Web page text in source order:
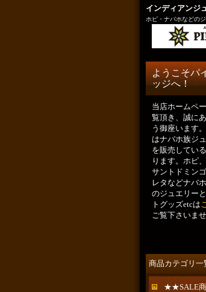
インディアンジ
ホピ・ナバホなどの
ようこそパ
ッジへ！
当店ホームペ
覧頂き、誠に
う御座います
はナバホ族ジ
を販売してい
ります。ホピ、
サントドミン
レタなどナバ
のジュエリー
トグッズetcは
ご覧下さいませ
商品カテゴリ一
★★SALE